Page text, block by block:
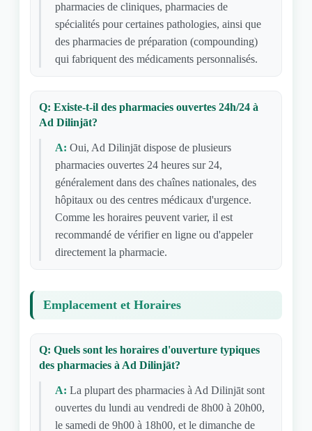
pharmacies de cliniques, pharmacies de
spécialités pour certaines pathologies, ainsi que
des pharmacies de préparation (compounding)
qui fabriquent des médicaments personnalisés.
Q: Existe-t-il des pharmacies ouvertes 24h/24 à
Ad Dilinjāt?
A: Oui, Ad Dilinjāt dispose de plusieurs
pharmacies ouvertes 24 heures sur 24,
généralement dans des chaînes nationales, des
hôpitaux ou des centres médicaux d'urgence.
Comme les horaires peuvent varier, il est
recommandé de vérifier en ligne ou d'appeler
directement la pharmacie.
Emplacement et Horaires
Q: Quels sont les horaires d'ouverture typiques
des pharmacies à Ad Dilinjāt?
A: La plupart des pharmacies à Ad Dilinjāt sont
ouvertes du lundi au vendredi de 8h00 à 20h00,
le samedi de 9h00 à 18h00, et le dimanche de